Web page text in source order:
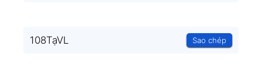
108TạVL Sao chép